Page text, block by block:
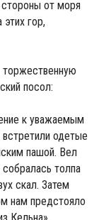
от моря
гор,
торжественную
посол:
к уважаемым
одетые
пашой. Вел
толпа
скал. Затем
нам предстояло